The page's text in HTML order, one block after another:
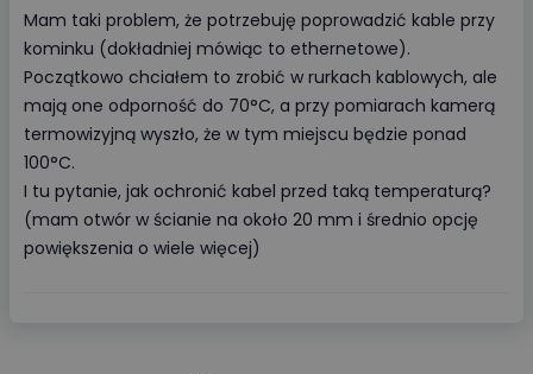
Mam taki problem, że potrzebuję poprowadzić kable przy
kominku (dokładniej mówiąc to ethernetowe).
Początkowo chciałem to zrobić w rurkach kablowych, ale
mają one odporność do 70°C, a przy pomiarach kamerą
termowizyjną wyszło, że w tym miejscu będzie ponad
100°C.
I tu pytanie, jak ochronić kabel przed taką temperaturą?
(mam otwór w ścianie na około 20 mm i średnio opcję
powiększenia o wiele więcej)